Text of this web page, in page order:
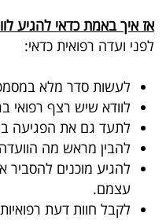
אז איך באמת כדאי להגיע
לפני ועדה רפואית כדאי:
לעשות סדר מלא
לוודא שיש רצף רפואי
לתעד גם את הפגיעה
להבין מראש מה
להגיע מוכנים
עצמם.
לקבל חוות דעת